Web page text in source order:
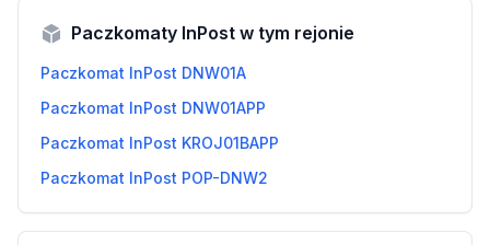
Paczkomaty InPost w tym rejonie
Paczkomat InPost DNW01A
Paczkomat InPost DNW01APP
Paczkomat InPost KROJ01BAPP
Paczkomat InPost POP-DNW2